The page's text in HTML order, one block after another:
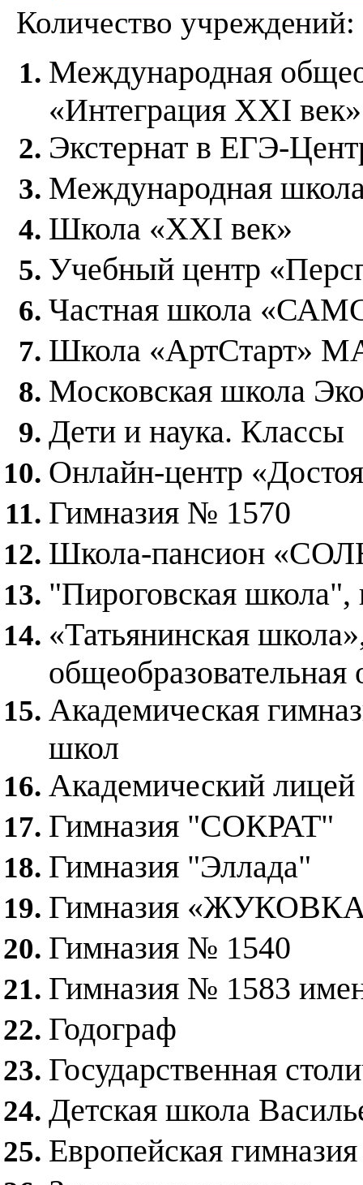
Количество учреждений:
Международная
«Интеграция XXI век»
Экстернат в ЕГЭ-
Международная
Школа «ХХI век»
Учебный центр
Частная школа
Школа «АртСтарт»
Московская школа
Дети и наука. Классы
Онлайн-центр
Гимназия № 1570
Школа-пансион
"Пироговская
«Татьянинская
Академическая
школ
Академический
Гимназия "СОКРАТ"
Гимназия "Эллада"
Гимназия
Гимназия № 1540
Гимназия № 1583
Годограф
Государственная
Детская школа
Европейская